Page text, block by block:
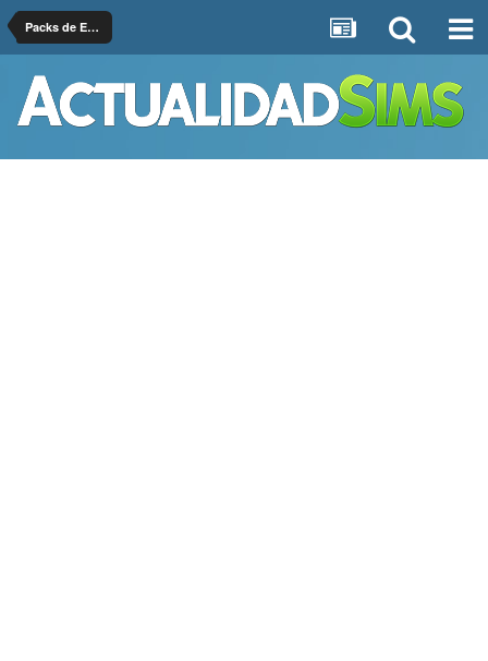
Packs de Expansiones